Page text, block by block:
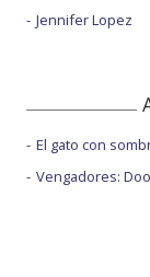
Jennifer Lopez
El gato con
Vengadores: